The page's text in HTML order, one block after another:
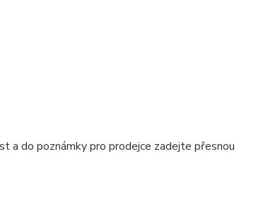
a do poznámky pro prodejce zadejte přesnou